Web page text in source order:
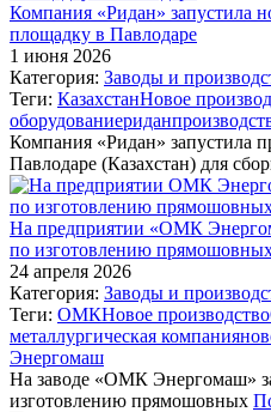
Компания «Ридан» запустила
площадку в Павлодаре
1 июня 2026
Категория: Заводы и
Теги: КазахстанНовое
оборудованиеридан
Компания «Ридан» запустила
Павлодаре (Казахстан) для
На предприятии «ОМК
по изготовлению
24 апреля 2026
Категория: Заводы и
Теги: ОМКНовое производство
металлургическая компания
Энергомаш
На заводе «ОМК Энергомаш»
изготовлению прямошовных